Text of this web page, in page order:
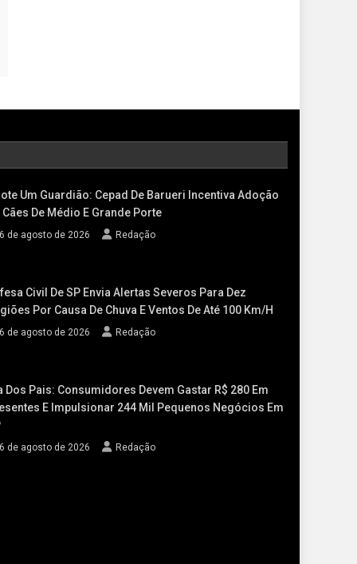
Um Guardião: Cepad De Barueri Incentiva Adoção
Cães De Médio E Grande Porte
de agosto de 2026 Redação
Civil De SP Envia Alertas Severos Para Dez
Por Causa De Chuva E Ventos De Até 100 Km/h
de agosto de 2026 Redação
Dos Pais: Consumidores Devem Gastar R$ 280 Em
E Impulsionar 244 Mil Pequenos Negócios Em
de agosto de 2026 Redação